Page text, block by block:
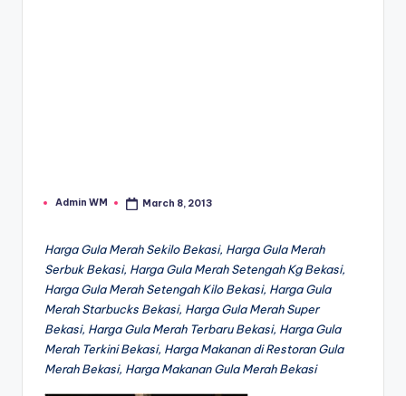
Posted
Admin WM March 8, 2013
Harga Gula Merah Sekilo Bekasi, Harga Gula Merah
Serbuk Bekasi, Harga Gula Merah Setengah Kg Bekasi,
Harga Gula Merah Setengah Kilo Bekasi, Harga Gula
Merah Starbucks Bekasi, Harga Gula Merah Super
Bekasi, Harga Gula Merah Terbaru Bekasi, Harga Gula
Merah Terkini Bekasi, Harga Makanan di Restoran Gula
Merah Bekasi, Harga Makanan Gula Merah Bekasi